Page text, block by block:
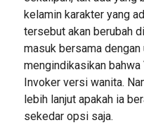
kelamin karakter yang
tersebut akan berubah
masuk bersama
mengindikasikan
Invoker versi wanita.
lebih lanjut apakah ia
sekedar opsi saja.